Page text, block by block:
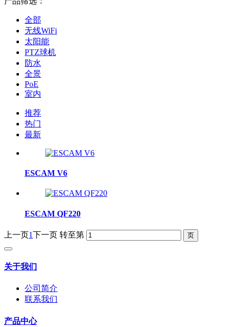
全部
无线WiFi
太阳能
PTZ球机
防水
全景
PoE
室内
推荐
热门
最新
ESCAM V6
ESCAM QF220
上一页1下一页 转至第
关于我们
公司简介
联系我们
产品中心